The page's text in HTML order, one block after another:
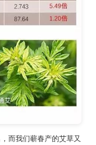
而我们蕲春产的艾草又